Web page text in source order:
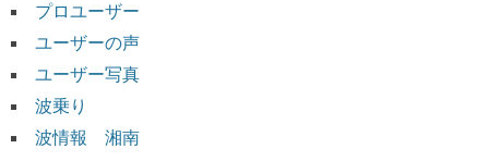
プロユーザー
ユーザーの声
ユーザー写真
波乗り
波情報 湘南